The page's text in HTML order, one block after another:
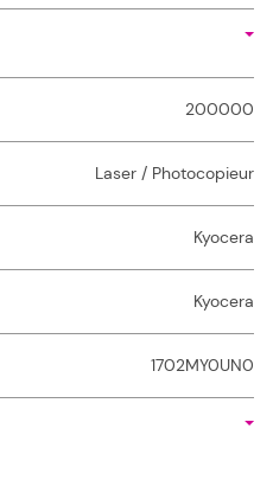
200000
Laser / Photocopieur
Kyocera
Kyocera
1702MY0UN0